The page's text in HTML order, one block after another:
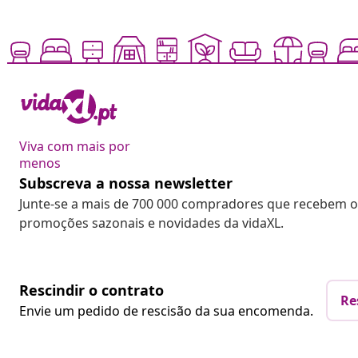
Viva com mais por
menos
Subscreva a nossa newsletter
Junte-se a mais de 700 000 compradores que recebem
promoções sazonais e novidades da vidaXL.
Rescindir o contrato
Envie um pedido de rescisão da sua encomenda.